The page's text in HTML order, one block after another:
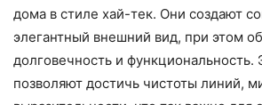
дома в стиле хай-тек. Они создают
элегантный внешний вид, при этом
долговечность и функциональность.
позволяют достичь чистоты линий,